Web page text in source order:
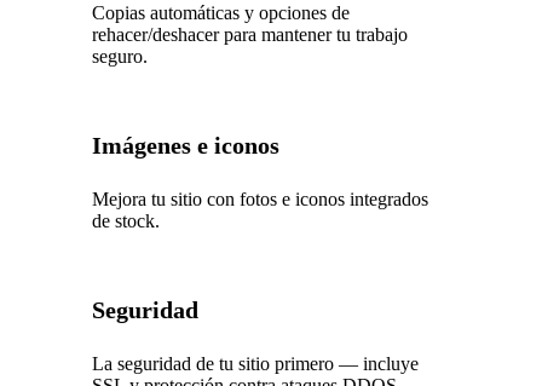
Copias automáticas y opciones de
rehacer/deshacer para mantener tu trabajo
seguro.
Imágenes e iconos
Mejora tu sitio con fotos e iconos integrados
de stock.
Seguridad
La seguridad de tu sitio primero — incluye